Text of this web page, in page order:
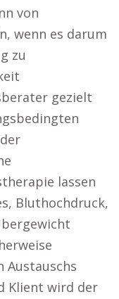
von
wenn es darum
zu
gezielt
lassen
Bluthochdruck,
Austauschs
Klient wird der